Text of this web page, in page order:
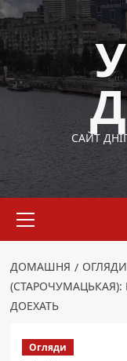
Перейти
до
вмісту
САЙТ
меню
ДОМАШНЯ ОГЛЯДИ
ДОЕХАТЬ
Огляди